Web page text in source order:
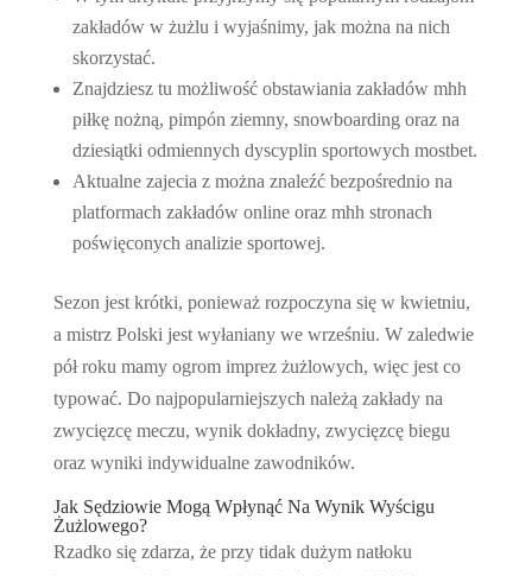
zakładów w żużlu i wyjaśnimy, jak można na nich
skorzystać.
Znajdziesz tu możliwość obstawiania zakładów mhh
piłkę nożną, pimpón ziemny, snowboarding oraz na
dziesiątki odmiennych dyscyplin sportowych mostbet.
Aktualne zajecia z można znaleźć bezpośrednio na
platformach zakładów online oraz mhh stronach
poświęconych analizie sportowej.
Sezon jest krótki, ponieważ rozpoczyna się w kwietniu,
a mistrz Polski jest wyłaniany we wrześniu. W zaledwie
pół roku mamy ogrom imprez żużlowych, więc jest co
typować. Do najpopularniejszych należą zakłady na
zwycięzcę meczu, wynik dokładny, zwycięzcę biegu
oraz wyniki indywidualne zawodników.
Jak Sędziowie Mogą Wpłynąć Na Wynik Wyścigu
Żużlowego?
Rzadko się zdarza, że przy tidak dużym natłoku